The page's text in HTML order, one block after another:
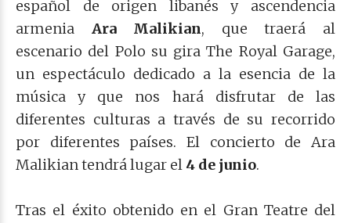
español de origen libanés y ascendencia
armenia Ara Malikian, que traerá al
escenario del Polo su gira The Royal Garage,
un espectáculo dedicado a la esencia de la
música y que nos hará disfrutar de las
diferentes culturas a través de su recorrido
por diferentes países. El concierto de Ara
Malikian tendrá lugar el 4 de junio.
Tras el éxito obtenido en el Gran Teatre del